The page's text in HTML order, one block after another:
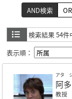
AND検索
検索結果 54件
表示順：
アタ
阿
教授